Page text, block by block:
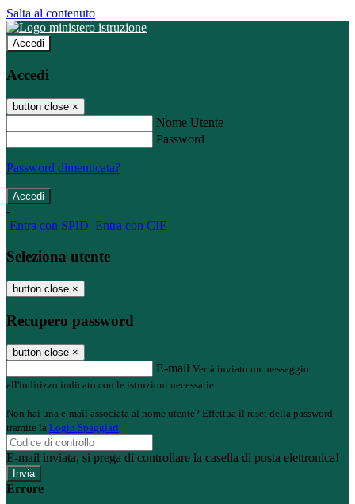
Salta al contenuto
Accedi
Accedi
button close ×
Nome Utente
Password
Password dimenticata?
-
Entra con SPID Entra con CIE
Seleziona utente
button close ×
Recupero password
button close ×
E-mail Verrà inviato un messaggio
all'indirizzo indicato con le istruzioni necessarie.
Non hai una e-mail associata al nome utente? Effettua il reset della password
tramite la Login Spaggiari
E-mail inviata, si prega di controllare la casella di posta elettronica!
Errore